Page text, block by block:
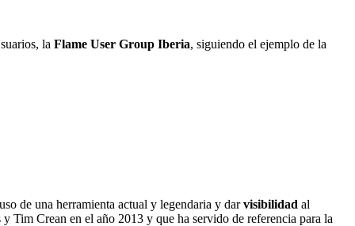
la Flame User Group Iberia, siguiendo el ejemplo de la
de una herramienta actual y legendaria y darvisibilidad al
Tim Crean en el año 2013 y que ha servido de referencia para la